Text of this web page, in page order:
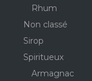
Rhum
Non classé
Sirop
Spiritueux
Armagnac